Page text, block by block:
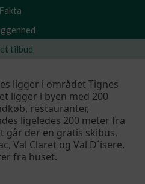
Fakta
tilbud
ligger i området Tignes
ligger i byen med 200
restauranter,
ligeledes 200 meter fra
går der en gratis skibus,
Val Claret og Val D´isere,
fra huset.